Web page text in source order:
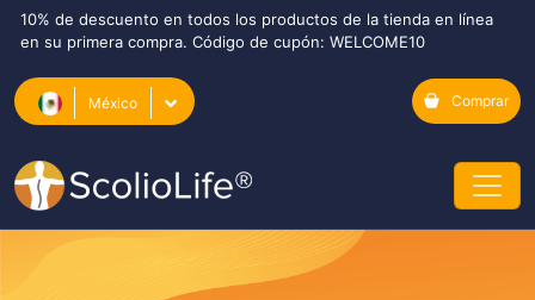
10% de descuento en todos los productos de la tienda en línea
en su primera compra. Código de cupón: WELCOME10
México Comprar